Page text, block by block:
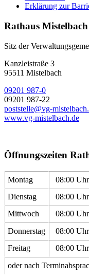
Erklärung zur
Rathaus Mistelbach
Sitz der
Kanzleistraße 3
95511 Mistelbach
09201 987-0
09201 987-22
poststelle@vg-
www.vg-mistelbach.de
Öffnungszeiten
Montag 08:00
Dienstag
08:00
Mittwoch
08:00
Donnerstag
08:00
Freitag
08:00
oder nach